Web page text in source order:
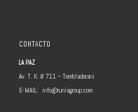
CONTACTO
LA PAZ
Av. T. K. # 711 – Tembladerani
E-MAIL: info@runiagroup.com